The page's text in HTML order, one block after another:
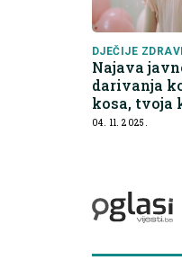
DJEČIJE
Najava
darivanja
kosa, tvoja
04. 11. 2025.